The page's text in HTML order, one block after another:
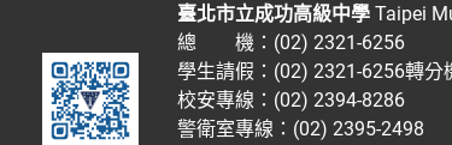
臺北市立成功高級中學Taipei
總 機：(02) 2321-6256
學生請假：(02) 2321-6256轉
校安專線：(02) 2394-8286
警衛室專線：(02) 2395-2498